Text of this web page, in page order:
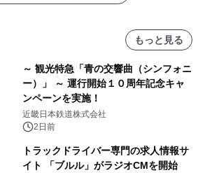
もっと見る
～ 観光特急「青の交響曲（シンフォニ
ー）」 ～ 運行開始１０周年記念キャ
ンペーンを実施！
近畿日本鉄道株式会社
2日前
トラックドライバー専門の求人情報サ
イト 「ブルル」がラジオCMを開始